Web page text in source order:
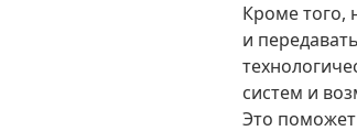
Кроме того,
и
систем и
Это